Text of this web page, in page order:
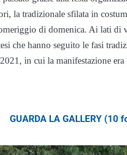
la tradizionale sfilata in
di domenica. Ai lati di
che hanno seguito le fasi
in cui la manifestazione era
GUARDA LA GALLERY (10